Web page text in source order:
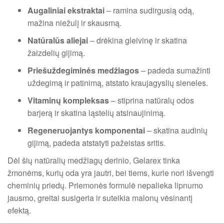
Augaliniai ekstraktai– ramina sudirgusią odą,
mažina niežulį ir skausmą.
Natūralūs aliejai– drėkina gleivinę ir skatina
žaizdelių gijimą.
Priešuždegiminės medžiagos– padeda sumažinti
uždegimą ir patinimą, atstato kraujagyslių sieneles.
Vitaminų kompleksas– stiprina natūralų odos
barjerą ir skatina ląstelių atsinaujinimą.
Regeneruojantys komponentai– skatina audinių
gijimą, padeda atstatyti pažeistas sritis.
Dėl šių natūralių medžiagų derinio, Gelarex tinka
žmonėms, kurių oda yra jautri, bei tiems, kurie nori išvengti
cheminių priedų. Priemonės formulė nepalieka lipnumo
jausmo, greitai susigeria ir suteikia malonų vėsinantį
efektą.